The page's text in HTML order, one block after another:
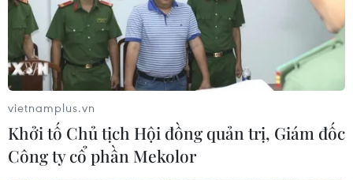
Đồng Nai: Phát hiện xe khách chở
hơn 800kg thực phẩm chế biến
không rõ nguồn gốc
04/08/2026 11:01
Đắk Lắk: Bắt đối tượng lừa đảo
vietnamplus.vn
Khởi tố Chủ tịch Hội đồng quản trị, Giám đốc
Công ty cổ phần Mekolor